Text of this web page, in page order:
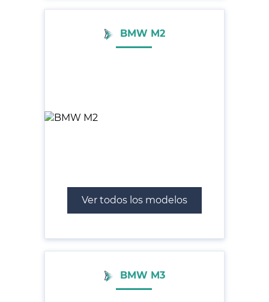
BMW M2
Ver todos los modelos
BMW M3